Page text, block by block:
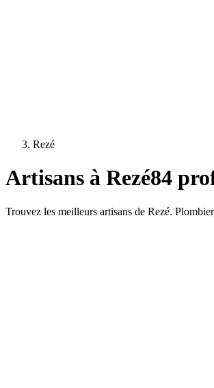
Rezé
Artisans à Rezé84
Trouvez les meilleurs artisans de Rezé.